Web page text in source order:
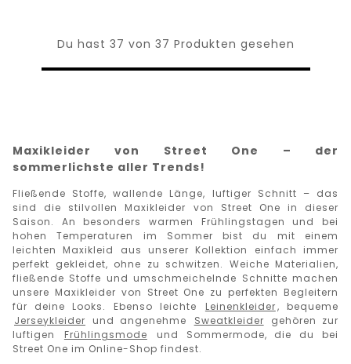
Du hast 37 von 37 Produkten gesehen
Maxikleider von Street One – der
sommerlichste aller Trends!
Fließende Stoffe, wallende Länge, luftiger Schnitt – das
sind die stilvollen Maxikleider von Street One in dieser
Saison. An besonders warmen Frühlingstagen und bei
hohen Temperaturen im Sommer bist du mit einem
leichten Maxikleid aus unserer Kollektion einfach immer
perfekt gekleidet, ohne zu schwitzen. Weiche Materialien,
fließende Stoffe und umschmeichelnde Schnitte machen
unsere Maxikleider von Street One zu perfekten Begleitern
für deine Looks. Ebenso leichte Leinenkleider, bequeme
Jerseykleider
und angenehme Sweatkleider
gehören zur
luftigen
Frühlingsmode und Sommermode, die du bei
Street One im Online-Shop findest.